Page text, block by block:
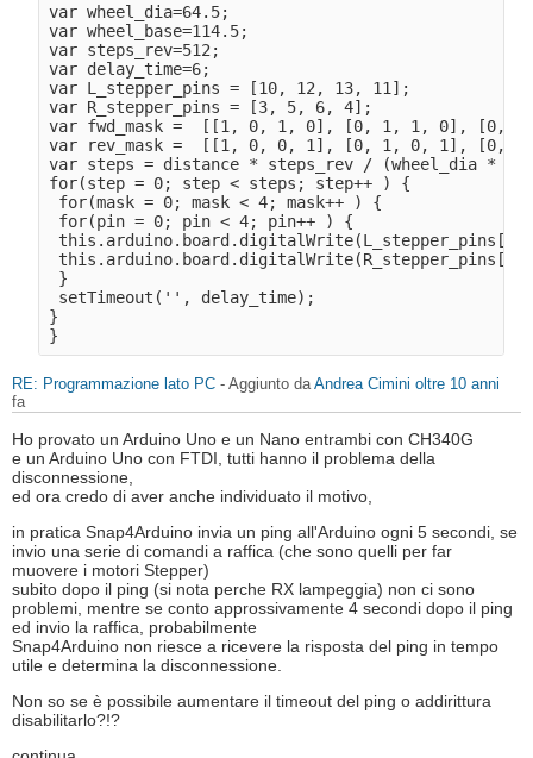
var wheel_dia=64.5;
var wheel_base=114.5;
var steps_rev=512;
var delay_time=6;
var L_stepper_pins = [10, 12, 13, 11];
var R_stepper_pins = [3, 5, 6, 4];
var fwd_mask =  [[1, 0, 1, 0], [0, 1, 1, 0],
var rev_mask =  [[1, 0, 0, 1], [0, 1, 0, 1],
var steps = distance * steps_rev / (wheel_dia *
for(step = 0; step < steps; step++ ) {
for(mask = 0; mask < 4; mask++ ) {
for(pin = 0; pin < 4; pin++ ) {
}
setTimeout('', delay_time);
}
RE: Programmazione lato PC - Aggiunto da Andrea Cimini oltre 10 anni
fa
Ho provato un Arduino Uno e un Nano entrambi con CH340G
e un Arduino Uno con FTDI, tutti hanno il problema della
disconnessione,
ed ora credo di aver anche individuato il motivo,
in pratica Snap4Arduino invia un ping all'Arduino ogni 5 secondi, se
invio una serie di comandi a raffica (che sono quelli per far
muovere i motori Stepper)
subito dopo il ping (si nota perche RX lampeggia) non ci sono
problemi, mentre se conto approssivamente 4 secondi dopo il ping
ed invio la raffica, probabilmente
Snap4Arduino non riesce a ricevere la risposta del ping in tempo
utile e determina la disconnessione.
Non so se è possibile aumentare il timeout del ping o addirittura
disabilitarlo?!?